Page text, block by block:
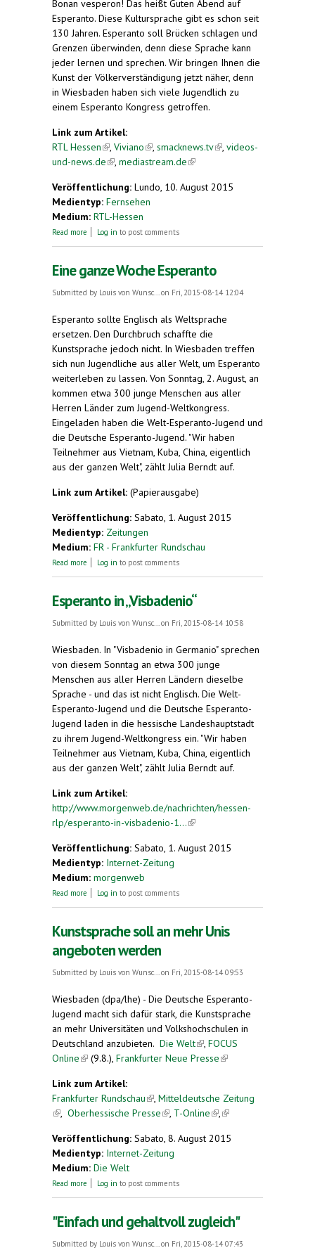
Bonan vesperon! Das heißt Guten Abend auf
Esperanto. Diese Kultursprache gibt es schon seit
130 Jahren. Esperanto soll Brücken schlagen und
Grenzen überwinden, denn diese Sprache kann
jeder lernen und sprechen. Wir bringen Ihnen die
Kunst der Völkerverständigung jetzt näher, denn
in Wiesbaden haben sich viele Jugendlich zu
einem Esperanto Kongress getroffen.
Link zum Artikel:
RTL Hessen(link is external)
, Viviano(link is external)
, smacknews.tv(link is
, videos-
und-news.de(link is external)
, mediastream.de(link is external)
Veröffentlichung: Lundo, 10. August 2015
Medientyp: Fernsehen
Medium: RTL-Hessen
Read more about Weltsprache Esperanto
Log in to post comments
Eine ganze Woche Esperanto
Submitted by Louis von Wunsc...on Fri, 2015-08-14 12:04
Esperanto sollte Englisch als Weltsprache
ersetzen. Den Durchbruch schaffte die
Kunstsprache jedoch nicht. In Wiesbaden treffen
sich nun Jugendliche aus aller Welt, um Esperanto
weiterleben zu lassen. Von Sonntag, 2. August, an
kommen etwa 300 junge Menschen aus aller
Herren Länder zum Jugend-Weltkongress.
Eingeladen haben die Welt-Esperanto-Jugend und
die Deutsche Esperanto-Jugend. "Wir haben
Teilnehmer aus Vietnam, Kuba, China, eigentlich
aus der ganzen Welt", zählt Julia Berndt auf.
Link zum Artikel: (Papierausgabe)
Veröffentlichung: Sabato, 1. August 2015
Medientyp: Zeitungen
Medium: FR - Frankfurter Rundschau
Read more about Eine ganze Woche Esperanto
Log in to post comments
Esperanto in „Visbadenio“
Submitted by Louis von Wunsc...on Fri, 2015-08-14 10:58
Wiesbaden. In "Visbadenio in Germanio" sprechen
von diesem Sonntag an etwa 300 junge
Menschen aus aller Herren Ländern dieselbe
Sprache - und das ist nicht Englisch. Die Welt-
Esperanto-Jugend und die Deutsche Esperanto-
Jugend laden in die hessische Landeshauptstadt
zu ihrem Jugend-Weltkongress ein. "Wir haben
Teilnehmer aus Vietnam, Kuba, China, eigentlich
aus der ganzen Welt", zählt Julia Berndt auf.
Link zum Artikel:
http://www.morgenweb.de/nachrichten/hessen-
rlp/esperanto-in-visbadenio-1...(link is external)
Veröffentlichung: Sabato, 1. August 2015
Medientyp: Internet-Zeitung
Medium: morgenweb
Read more about Esperanto in „Visbadenio“
Log in to post comments
Kunstsprache soll an mehr Unis
angeboten werden
Submitted by Louis von Wunsc...on Fri, 2015-08-14 09:53
Wiesbaden (dpa/lhe) - Die Deutsche Esperanto-
Jugend macht sich dafür stark, die Kunstsprache
an mehr Universitäten und Volkshochschulen in
Deutschland anzubieten. Die Welt(link is external)
, FOCUS
Online(link is external)
(9.8.), Frankfurter Neue Presse(link is
Link zum Artikel:
Frankfurter Rundschau(link is external)
, Mitteldeutsche Zeitung
(link is external)
, Oberhessische Presse(link is external)
, T-Online(link is
,(link is
Veröffentlichung: Sabato, 8. August 2015
Medientyp: Internet-Zeitung
Medium: Die Welt
Read more about Kunstsprache soll an mehr Unis angeboten
Log in to post comments
"Einfach und gehaltvoll zugleich"
Submitted by Louis von Wunsc...on Fri, 2015-08-14 07:43